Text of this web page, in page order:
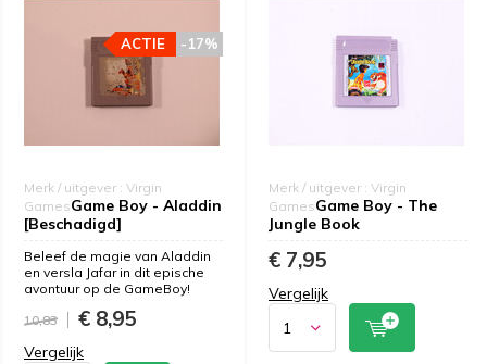
Merk / uitgever : Virgin
GamesGame Boy - Aladdin
[Beschadigd]
-17%
ACTIE
Beleef de magie van Aladdin
en versla Jafar in dit epische
avontuur op de GameBoy!
10,83
€ 8,95
Vergelijk
Merk / uitgever : Virgin
GamesGame Boy - The
Jungle Book
€ 7,95
Vergelijk